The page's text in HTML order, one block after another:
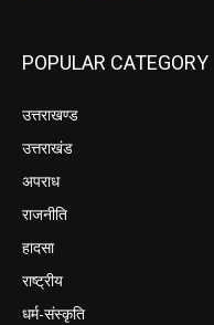
POPULAR CATEGORY
उत्तराखण्ड
उत्तराखंड
अपराध
राजनीति
हादसा
राष्ट्रीय
धर्म-संस्कृति